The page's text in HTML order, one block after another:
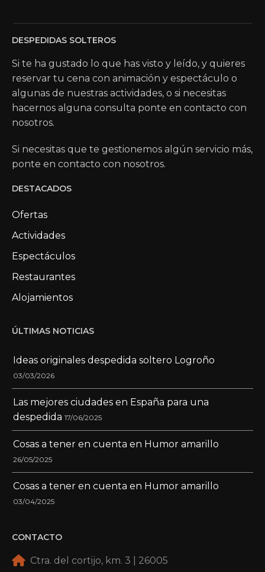
DESPEDIDAS SOLTEROS
Si te ha gustado lo que has visto y leído, y quieres
reservar tu cena con animación y espectáculo o
algunas de nuestras actividades, o si necesitas
hacernos alguna consulta ponte en contacto con
nosotros.
Si necesitas que te gestionemos algún servicio más,
ponte en contacto con nosotros.
DESTACADOS
Ofertas
Actividades
Espectáculos
Restaurantes
Alojamientos
ÚLTIMAS NOTICIAS
Ideas originales despedida soltero Logroño
03/03/2026
Las mejores ciudades en España para una
despedida 17/06/2025
Cosas a tener en cuenta en Humor amarillo
26/05/2025
Cosas a tener en cuenta en Humor amarillo
03/04/2025
CONTACTO
Ctra. del cortijo, km. 3 | 26005